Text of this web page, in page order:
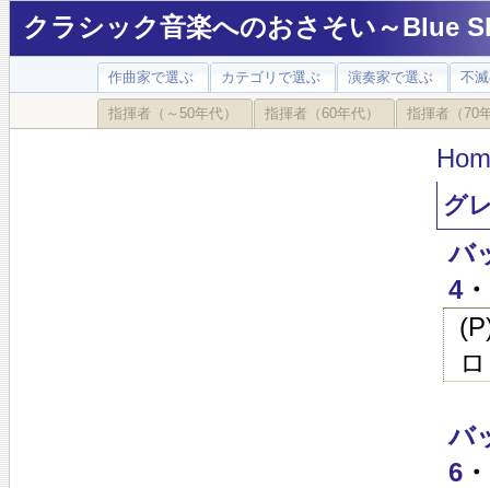
クラシック音楽へのおさそい～Blue
作曲家で選ぶ カテゴリで選ぶ 演奏家で選ぶ 不
指揮者（～50年代） 指揮者（60年代） 指揮者（70
グ
バ
4
バ
6